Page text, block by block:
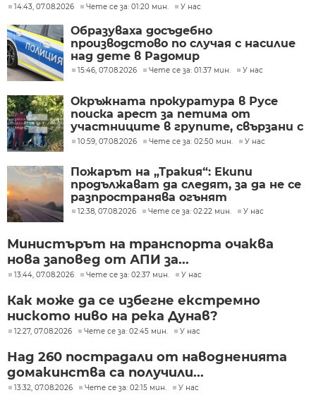
14:43, 07.08.2026 Чете се за: 01:20 мин. У нас
Образуваха досъдебно
производстово по случая с насилие
над дете в Радомир
15:46, 07.08.2026 Чете се за: 01:37 мин. У нас
Окръжната прокуратура в Русе
поиска арест за петима от
участниците в групите, свързани с
разбитата лаборатория за
10:59, 07.08.2026 Чете се за: 02:50 мин. У нас
Пожарът на „Тракия“: Екипи
продължават да следят, за да не се
разпространява огънят
12:38, 07.08.2026 Чете се за: 02:22 мин. У нас
Министърът на транспорта очаква
нова заповед от АПИ за...
13:44, 07.08.2026 Чете се за: 02:37 мин. У нас
Как може да се избегне екстремно
ниското ниво на река Дунав?
12:27, 07.08.2026 Чете се за: 02:45 мин. У нас
Над 260 пострадали от наводненията
домакинства са получили...
13:32, 07.08.2026 Чете се за: 02:15 мин. У нас